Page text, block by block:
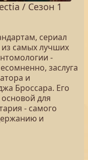
/ Сезон 1
сериал
самых лучших
-
заслуга
и
Броссара. Его
для
- самого
и